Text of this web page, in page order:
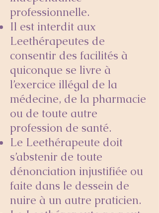
professionnelle.
Il est interdit aux
Leethérapeutes de
consentir des facilités à
quiconque se livre à
l’exercice illégal de la
médecine, de la pharmacie
ou de toute autre
profession de santé.
Le Leethérapeute doit
s’abstenir de toute
dénonciation injustifiée ou
faite dans le dessein de
nuire à un autre praticien.